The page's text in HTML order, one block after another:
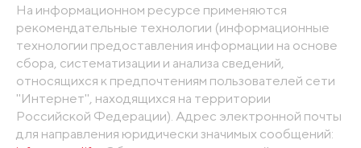
На информационном ресурсе применяются
рекомендательные технологии (информационные
технологии предоставления информации на основе
сбора, систематизации и анализа сведений,
относящихся к предпочтениям пользователей сети
"Интернет", находящихся на территории
Российской Федерации). Адрес электронной почты
для направления юридически значимых сообщений: